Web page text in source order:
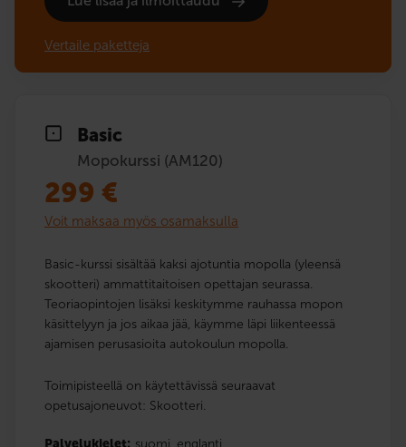
Vertaile paketteja
Basic
Mopokurssi (AM120)
299 €
Voit maksaa myös osamaksulla
Basic-kurssi sisältää kaksi ajotuntia mopolla (yleensä
skootteri) ammattitaitoisen opettajan seurassa.
Teoriaopintojen lisäksi keskitymme rauhassa mopon
käsittelyyn ja jos aikaa jää, käymme läpi liikenteessä
ajamisen perusasioita autokoulun mopolla.
Toimipisteellä on käytettävissä seuraavat
opetusajoneuvot: Skootteri.